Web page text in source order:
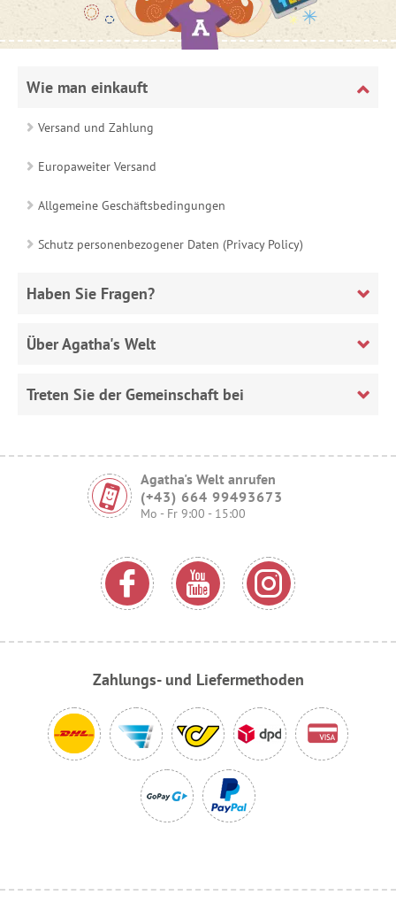
Wie man einkauft
Versand und Zahlung
Europaweiter Versand
Allgemeine Geschäftsbedingungen
Schutz personenbezogener Daten (Privacy Policy)
Haben Sie Fragen?
Über Agatha's Welt
Treten Sie der Gemeinschaft bei
Agatha's Welt anrufen
(+43) 664 99493673
Mo - Fr 9:00 - 15:00
Zahlungs- und Liefermethoden